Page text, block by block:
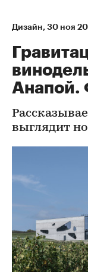
Дизайн⁠, 30 ноя
Анапой.
выглядит